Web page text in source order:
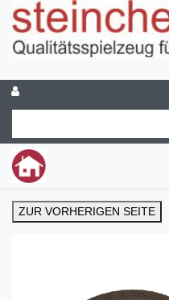
ZUR VORHERIGEN SEITE